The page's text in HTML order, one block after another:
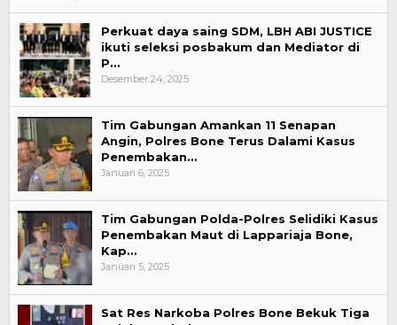
Perkuat daya saing SDM, LBH ABI JUSTICE
ikuti seleksi posbakum dan Mediator di
P…
Desember 24, 2025
Tim Gabungan Amankan 11 Senapan
Angin, Polres Bone Terus Dalami Kasus
Penembakan…
Januari 6, 2025
Tim Gabungan Polda-Polres Selidiki Kasus
Penembakan Maut di Lappariaja Bone,
Kap…
Januari 5, 2025
Sat Res Narkoba Polres Bone Bekuk Tiga